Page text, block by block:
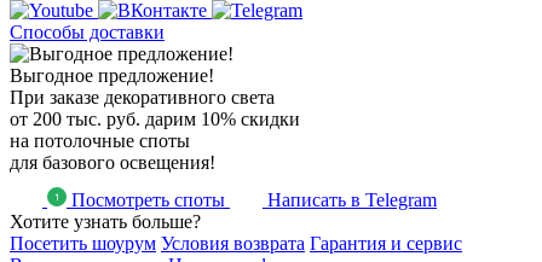
Способы доставки
Выгодное предложение!
При заказе декоративного света
от 200 тыс. руб. дарим 10% скидки
на потолочные споты
для базового освещения!
Посмотреть споты
Написать в Telegram
Хотите узнать больше?
Посетить шоурум Условия возврата Гарантия и сервис